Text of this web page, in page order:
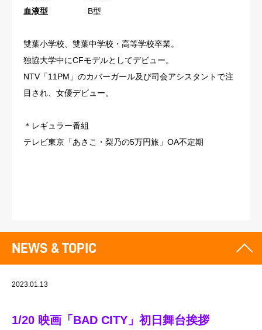
血液型
B型
雙葉小学校、雙葉中学校・高等学校卒業。
独協大学中にCFモデルとしてデビュー。
NTV「11PM」のカバーガール及び司会アシスタントで注
目され、女優デビュー。
＊レギュラー番組
テレビ東京「あさこ・梨乃の5万円旅」OA不定期
NEWS & TOPIC
2023.01.13
1/20 映画「BAD CITY」初日舞台挨拶